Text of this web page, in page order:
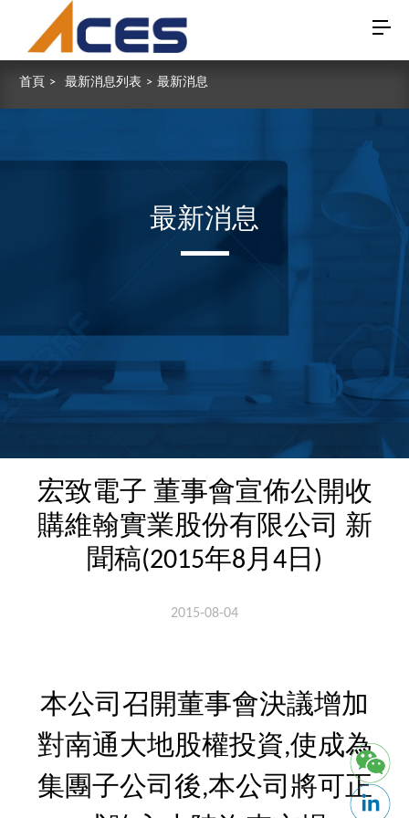
首頁 > 最新消息列表 > 最新消息
最新消息
宏致電子 董事會宣佈公開收
購維翰實業股份有限公司 新
聞稿(2015年8月4日)
2015-08-04
本公司召開董事會決議增加
對南通大地股權投資,使成為
集團子公司後,本公司將可正